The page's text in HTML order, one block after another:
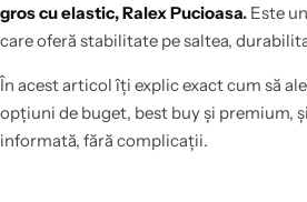
gros cu elastic, Ralex Pucioasa. Este
care oferă stabilitate pe saltea,
În acest articol îți explic exact cum să
opțiuni de buget, best buy și premium,
informată, fără complicații.